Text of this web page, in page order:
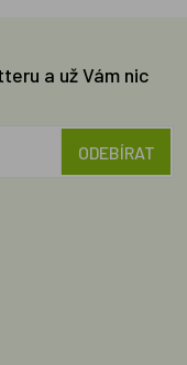
a už Vám nic
ODEBÍRAT